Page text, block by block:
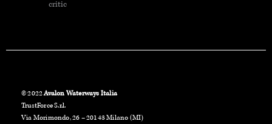
© 2022Avalon Waterways Italia
TrustForce S.r.l.
Via Morimondo, 26 – 20143 Milano (MI)